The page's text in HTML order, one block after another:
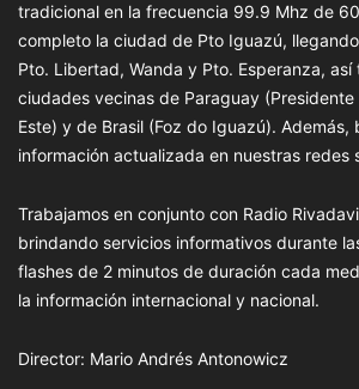
tradicional en la frecuencia 99.9 Mhz de
completo la ciudad de Pto Iguazú,
Pto. Libertad, Wanda y Pto. Esperanza, así
ciudades vecinas de Paraguay
Este) y de Brasil (Foz do Iguazú). Además,
información actualizada en nuestras redes
Trabajamos en conjunto con Radio
brindando servicios informativos durante
flashes de 2 minutos de duración cada
la información internacional y nacional.
Director: Mario Andrés Antonowicz